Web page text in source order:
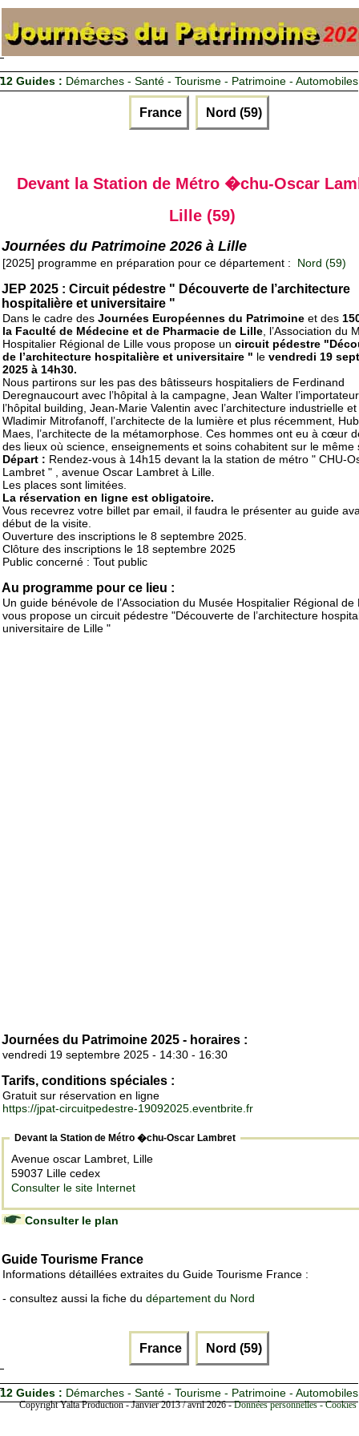
12 Guides : Démarches - Santé - Tourisme - Patrimoine - Automobiles
France Nord (59)
Devant la Station de Métro �chu-Oscar
Lille (59)
Journées du Patrimoine 2026 à Lille
[2025] programme en préparation pour ce département : Nord (59)
JEP 2025 : Circuit pédestre " Découverte de l’architecture
hospitalière et universitaire "
Dans le cadre des Journées Européennes du Patrimoine et des
la Faculté de Médecine et de Pharmacie de Lille, l’Association du
Hospitalier Régional de Lille vous propose un circuit pédestre
de l’architecture hospitalière et universitaire " le vendredi 19
2025 à 14h30.
Nous partirons sur les pas des bâtisseurs hospitaliers de Ferdinand
Deregnaucourt avec l’hôpital à la campagne, Jean Walter
l’hôpital building, Jean-Marie Valentin avec l’architecture industrielle et
Wladimir Mitrofanoff, l’architecte de la lumière et plus récemment,
Maes, l’architecte de la métamorphose. Ces hommes ont eu à cœur
des lieux où science, enseignements et soins cohabitent sur le même
Départ : Rendez-vous à 14h15 devant la la station de métro " CHU-
Lambret " , avenue Oscar Lambret à Lille.
Les places sont limitées.
La réservation en ligne est obligatoire.
Vous recevrez votre billet par email, il faudra le présenter au guide
début de la visite.
Ouverture des inscriptions le 8 septembre 2025.
Clôture des inscriptions le 18 septembre 2025
Public concerné : Tout public
Au programme pour ce lieu :
Un guide bénévole de l’Association du Musée Hospitalier Régional de
vous propose un circuit pédestre "Découverte de l’architecture
universitaire de Lille "
Journées du Patrimoine 2025 - horaires :
vendredi 19 septembre 2025 - 14:30 - 16:30
Tarifs, conditions spéciales :
Gratuit sur réservation en ligne
https://jpat-circuitpedestre-19092025.eventbrite.fr
Devant la Station de Métro �chu-Oscar Lambret
Avenue oscar Lambret, Lille
59037 Lille cedex
Consulter le site Internet
Consulter le plan
Guide Tourisme France
Informations détaillées extraites du Guide Tourisme France :
- consultez aussi la fiche du département du Nord
France Nord (59)
12 Guides : Démarches - Santé - Tourisme - Patrimoine - Automobiles
Copyright Yalta Production - Janvier 2013 / avril 2026 -Données personnelles -